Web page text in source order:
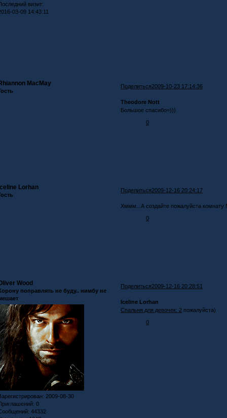
визит:
03-09 14:43:11
Поделиться2009-10-23 17:14:36
MacMay
Theodore Nott
Большое спасибо=)))
0
Поделиться2009-12-16 20:24:17
Lorhan
Хммм...А создайте пожалуйста
0
Поделиться2009-12-16 20:28:51
Wood
поправлять не буду.. нимбу не
: 2009-08-30
0
44332
Iceline Lorhan
Спальня для девочек: 2 пожалуйста)
0